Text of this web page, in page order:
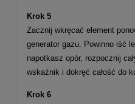
Krok 5
Zacznij wkręcać element
generator gazu. Powinno iść
napotkasz opór, rozpocznij
wskaźnik i dokręć całość do
Krok 6